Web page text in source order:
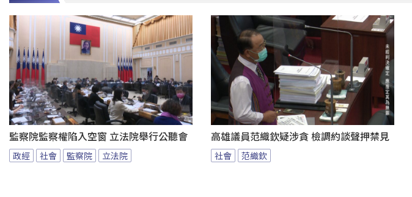
監察院監察權陷入空窗 立法院舉行公聽會
政經 社會 監察院 立法院
高雄議員范織欽疑涉貪 檢調約談聲押禁見
社會 范織欽